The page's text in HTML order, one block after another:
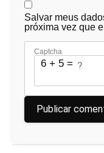
Salvar meus
próxima vez que
Captcha
6 + 5 = ?